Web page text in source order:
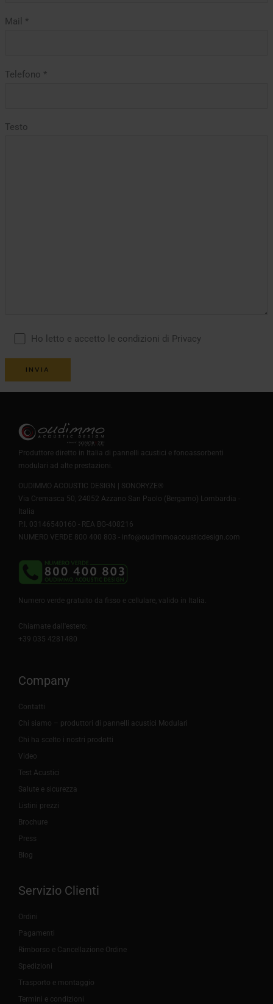
Mail *
Telefono *
Testo
Ho letto e accetto le condizioni di Privacy
Produttore diretto in Italia di pannelli acustici e fonoassorbenti
modulari ad alte prestazioni.
OUDIMMO ACOUSTIC DESIGN | SONORYZE®
Via Cremasca 50, 24052 Azzano San Paolo (Bergamo) Lombardia -
Italia
P.I. 03146540160 - REA BG-408216
NUMERO VERDE 800 400 803 - info@oudimmoacousticdesign.com
Numero verde gratuito da fisso e cellulare, valido in Italia.
Chiamate dall'estero:
+39 035 4281480
Company
Contatti
Chi siamo – produttori di pannelli acustici Modulari
Chi ha scelto i nostri prodotti
Video
Test Acustici
Salute e sicurezza
Listini prezzi
Brochure
Press
Blog
Servizio Clienti
Ordini
Pagamenti
Rimborso e Cancellazione Ordine
Spedizioni
Trasporto e montaggio
Termini e condizioni